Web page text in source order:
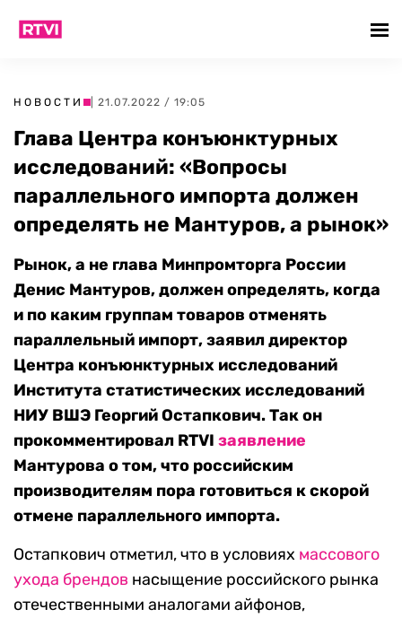
НОВОСТИ | 21.07.2022 / 19:05
Глава Центра конъюнктурных
исследований: «Вопросы
параллельного импорта должен
определять не Мантуров, а рынок»
Рынок, а не глава Минпромторга России
Денис Мантуров, должен определять, когда
и по каким группам товаров отменять
параллельный импорт, заявил директор
Центра конъюнктурных исследований
Института статистических исследований
НИУ ВШЭ Георгий Остапкович.Так он
прокомментировал RTVI заявление
Мантурова о том, что российским
производителям пора готовиться к скорой
отмене параллельного импорта.
Остапкович отметил, что в условиях массового
ухода брендов насыщение российского рынка
отечественными аналогами айфонов,